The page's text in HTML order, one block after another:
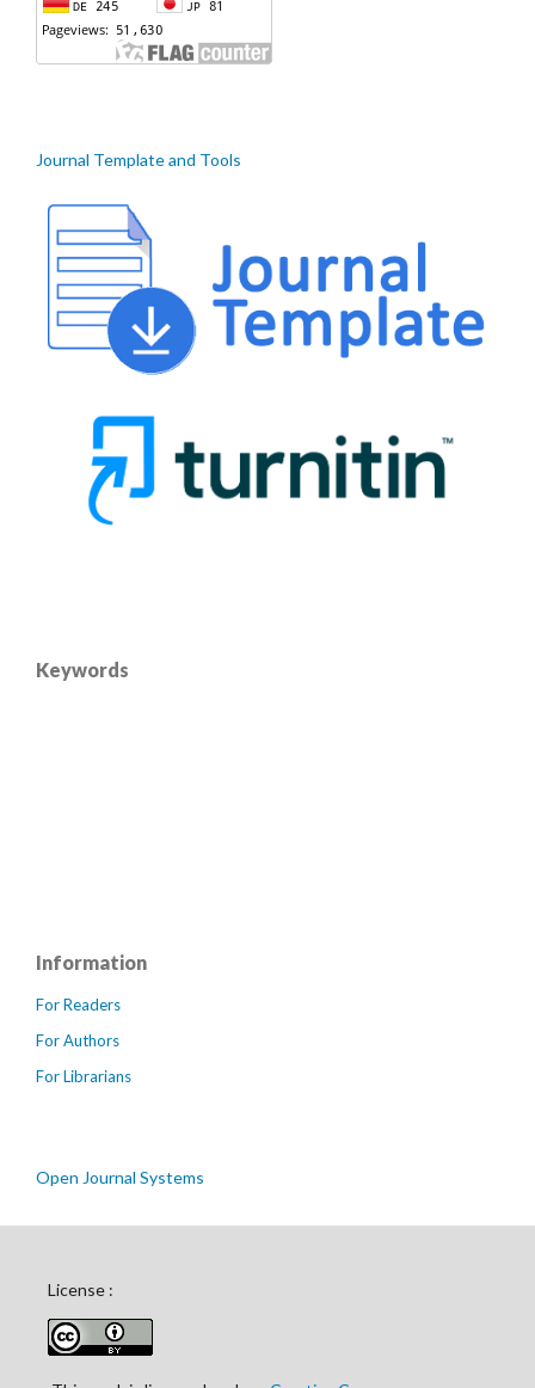
Journal Template and Tools
Keywords
Information
For Readers
For Authors
For Librarians
Open Journal Systems
License :